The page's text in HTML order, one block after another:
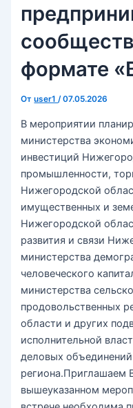
формате
Отuser1/07.05.2026
В мероприятии
министерства
инвестиций
промышленности,
Нижегородской
имущественных и
Нижегородской
развития и связи
министерства
человеческого
министерства
продовольственных
области и других
исполнительной
деловых
региона.Приглашаем
вышеуказанном